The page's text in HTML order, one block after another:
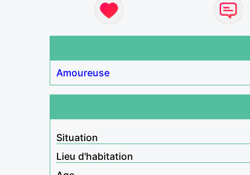
Amoureuse
Situation
Lieu d'habitation